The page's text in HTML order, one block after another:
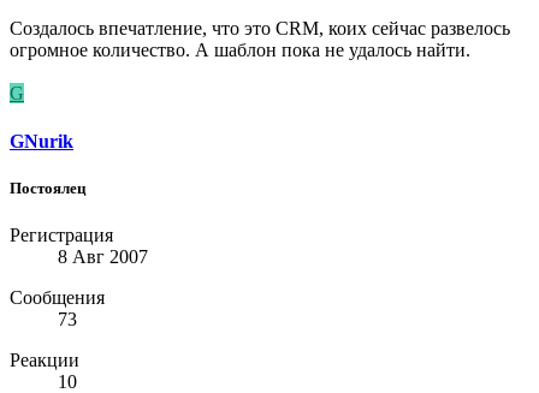
Создалось впечатление, что это CRM, коих сейчас развелось
огромное количество. А шаблон пока не удалось найти.
G
GNurik
Постоялец
Регистрация
8 Авг 2007
Сообщения
73
Реакции
10